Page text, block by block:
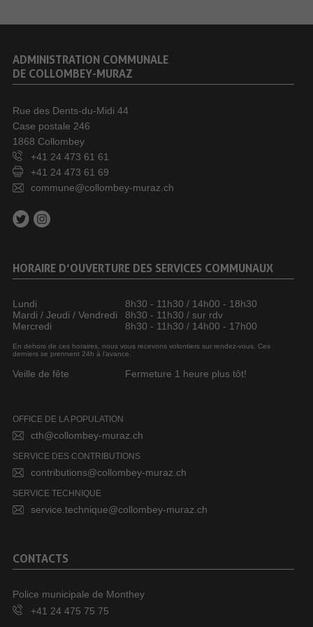
ADMINISTRATION COMMUNALE
DE COLLOMBEY-MURAZ
Rue des Dents-du-Midi 44
Case postale 246
1868 Collombey
+41 24 473 61 61
+41 24 473 61 69
commune@collombey-muraz.ch
HORAIRE D’OUVERTURE DES SERVICES COMMUNAUX
Lundi
8h30 - 11h30 / 14h00 - 18h30
Mardi / Jeudi / Vendredi
8h30 - 11h30 / sur rdv
Mercredi
8h30 - 11h30 / 14h00 - 17h00
En dehors de ces horaires, nous vous recevons volontiers sur rendez-vous. Ces
derniers se prennent 24h à l’avance.
Veille de fête Fermeture 1 heure plus tôt!
OFFICE DE LA POPULATION
cth@collombey-muraz.ch
SERVICE DES CONTRIBUTIONS
contributions@collombey-muraz.ch
SERVICE TECHNIQUE
service.technique@collombey-muraz.ch
CONTACTS
Police municipale de Monthey
+41 24 475 75 75